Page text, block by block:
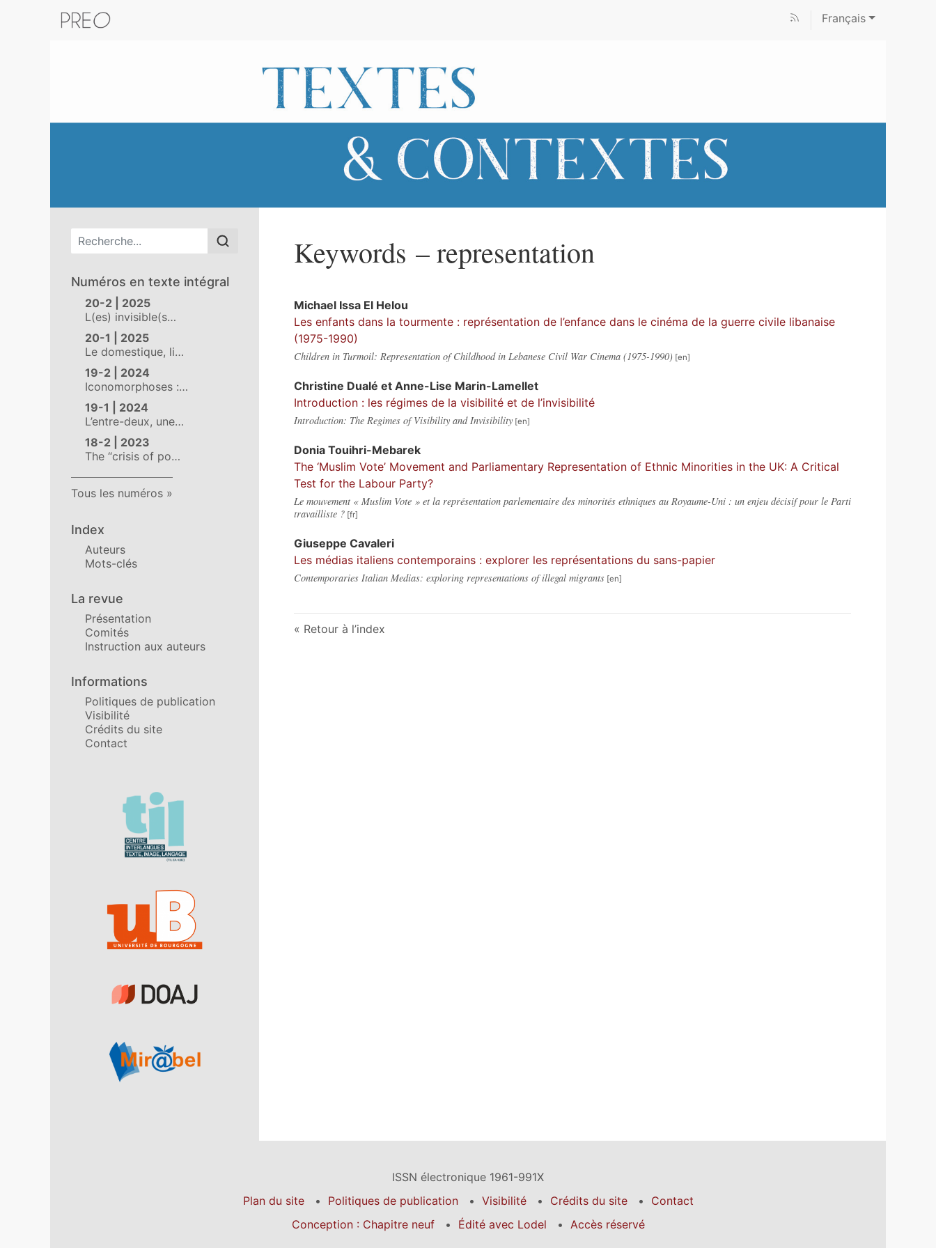
Français
Menu principal
Numéros en texte intégral
20-2 | 2025
L(es) invisible(s…
20-1 | 2025
Le domestique, li…
19-2 | 2024
Iconomorphoses :…
19-1 | 2024
L’entre-deux, une…
18-2 | 2023
The “crisis of po…
Tous les numéros
Index
Auteurs
Mots-clés
La revue
Présentation
Comités
Instruction aux auteurs
Informations
Politiques de publication
Visibilité
Crédits du site
Contact
Affiliations/partenaires
Keywords – representation
Michael Issa El Helou
Les enfants dans la tourmente : représentation de l’enfance dans le cinéma de la guerre civile libanaise
(1975-1990)
Children in Turmoil: Representation of Childhood in Lebanese Civil War Cinema (1975-1990)
Christine Dualé et Anne-Lise Marin-Lamellet
Introduction : les régimes de la visibilité et de l’invisibilité
Introduction: The Regimes of Visibility and Invisibility
Donia Touihri-Mebarek
The ‘Muslim Vote’ Movement and Parliamentary Representation of Ethnic Minorities in the UK: A Critical
Test for the Labour Party?
Le mouvement « Muslim Vote » et la représentation parlementaire des minorités ethniques au Royaume-Uni : un enjeu décisif pour le Parti
travailliste ?
Giuseppe Cavaleri
Les médias italiens contemporains : explorer les représentations du sans-papier
Contemporaries Italian Medias: exploring representations of illegal migrants
Retour à l’index
ISSN électronique 1961-991X
Plan du site
Politiques de publication Visibilité Crédits du site
Contact
Conception : Chapitre neuf
Édité avec Lodel Accès réservé